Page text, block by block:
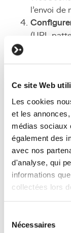
Ce site Web
Les cookies
et les
médias sociaux
également des
avec nos
d'analyse, qui
informations
collectées lors
process your
Nécessaires
l'envoi de
(URL
Gérer l'
JWT.
Déployer
serveur
Django